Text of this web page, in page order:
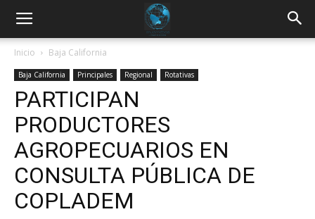
Inicio Baja California
Baja California Principales Regional Rotativas
PARTICIPAN
PRODUCTORES
AGROPECUARIOS EN
CONSULTA PÚBLICA DE
COPLADEM